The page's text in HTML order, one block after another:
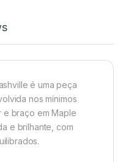
é uma peça
nos mínimos
e braço em Maple
e brilhante, com